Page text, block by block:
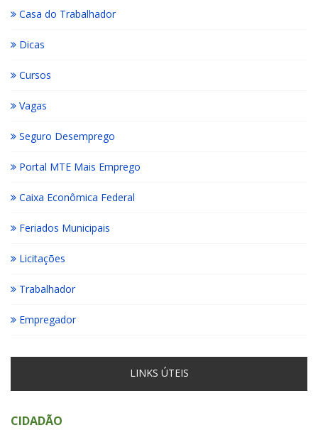
Casa do Trabalhador
Dicas
Cursos
Vagas
Seguro Desemprego
Portal MTE Mais Emprego
Caixa Econômica Federal
Feriados Municipais
Licitações
Trabalhador
Empregador
LINKS ÚTEIS
CIDADÃO